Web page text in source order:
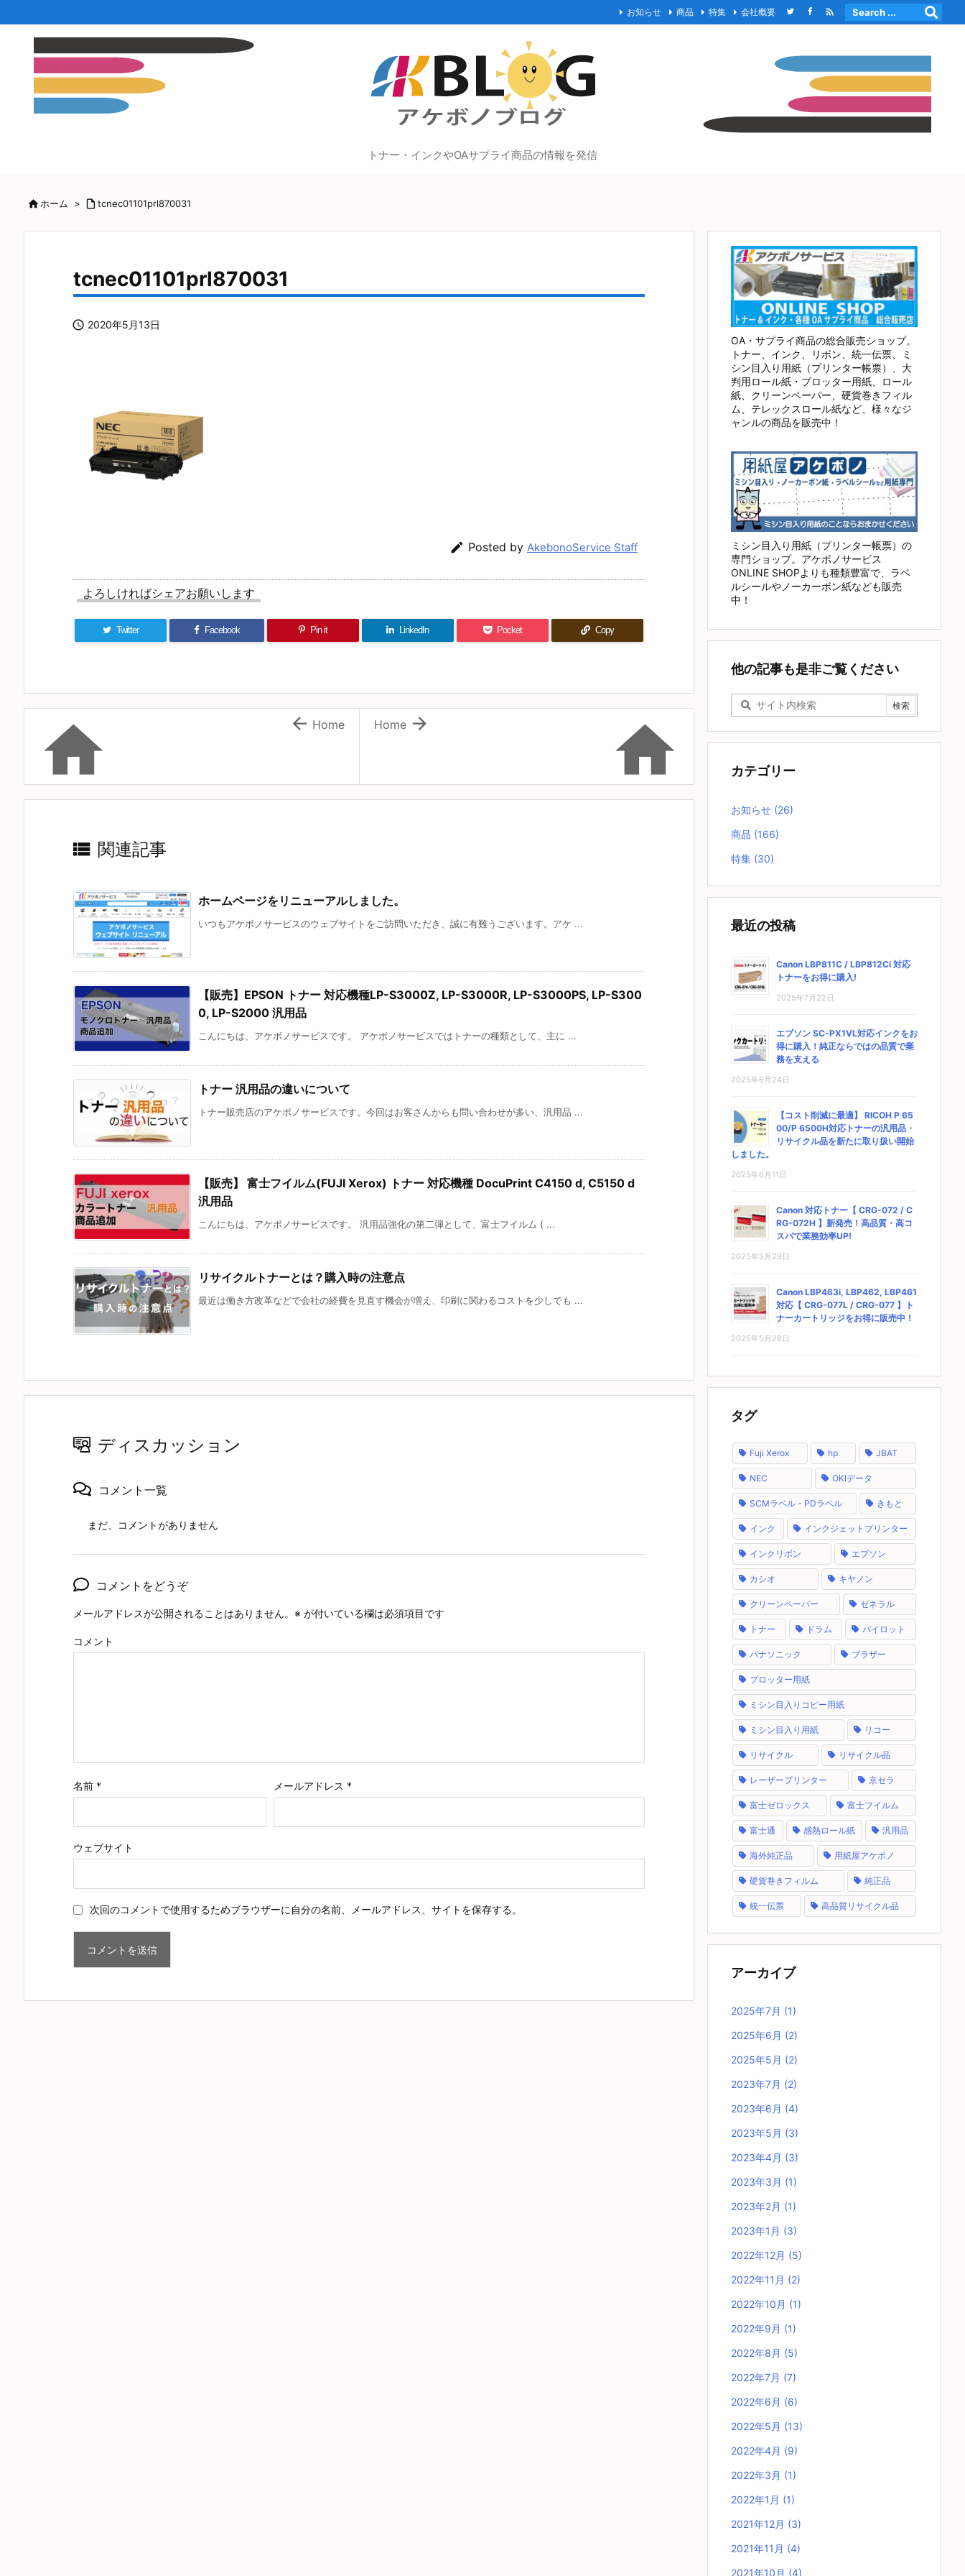
お知らせ 商品 特集 会社概要 
トナー・インクやOAサプライ商品の情報を発信
ホーム >  tcnec01101prl870031
tcnec01101prl870031
 2020年5月13日
 Posted by AkebonoService Staff
よろしければシェアお願いします
Twitter Facebook Pin it LinkedIn Pocket Copy


Home
  Home
 関連記事
ホームページをリニューアルしました。
いつもアケボノサービスのウェブサイトをご訪問いただき、誠に有難うございます。アケ ...
【販売】EPSON トナー 対応機種LP-S3000Z, LP-S3000R, LP-S3000PS, LP-S300
0, LP-S2000 汎用品
こんにちは、アケボノサービスです。 アケボノサービスではトナーの種類として、主に ...
トナー 汎用品の違いについて
トナー販売店のアケボノサービスです。今回はお客さんからも問い合わせが多い、汎用品 ...
【販売】 富士フイルム(FUJI Xerox) トナー 対応機種 DocuPrint C4150 d, C5150 d
汎用品
こんにちは、アケボノサービスです。 汎用品強化の第二弾として、富士フイルム ( ...
リサイクルトナーとは？購入時の注意点
最近は働き方改革などで会社の経費を見直す機会が増え、印刷に関わるコストを少しでも ...
ディスカッション
コメント一覧
まだ、コメントがありません
コメントをどうぞ
メールアドレスが公開されることはありません。 ※ が付いている欄は必須項目です
コメント
名前 * メールアドレス *
ウェブサイト
次回のコメントで使用するためブラウザーに自分の名前、メールアドレス、サイトを保存する。
OA・サプライ商品の総合販売ショップ。
トナー、インク、リボン、統一伝票、ミ
シン目入り用紙（プリンター帳票）、大
判用ロール紙・プロッター用紙、ロール
紙、クリーンペーパー、硬貨巻きフィル
ム、テレックスロール紙など、様々なジ
ャンルの商品を販売中！
ミシン目入り用紙（プリンター帳票）の
専門ショップ。アケボノサービス
ONLINE SHOPよりも種類豊富で、ラベ
ルシールやノーカーボン紙なども販売
中！
他の記事も是非ご覧ください
カテゴリー
お知らせ (26)
商品 (166)
特集 (30)
最近の投稿
Canon LBP811C / LBP812Ci 対応
トナーをお得に購入!
2025年7月22日
エプソン SC-PX1VL対応インクをお
得に購入！純正ならではの品質で業
務を支える
2025年6月24日
【コスト削減に最適】 RICOH P 65
00/P 6500H対応トナーの汎用品・
リサイクル品を新たに取り扱い開始
しました。
2025年6月11日
Canon 対応トナー【 CRG-072 / C
RG-072H 】新発売！高品質・高コ
スパで業務効率UP!
2025年5月29日
Canon LBP463i, LBP462, LBP461
対応【 CRG-077L / CRG-077 】ト
ナーカートリッジをお得に販売中！
2025年5月26日
タグ
Fuji Xerox hp JBAT
NEC OKIデータ
SCMラベル・PDラベル きもと
インク インクジェットプリンター
インクリボン エプソン
カシオ キヤノン
クリーンペーパー ゼネラル
トナー ドラム パイロット
パナソニック ブラザー
プロッター用紙
ミシン目入りコピー用紙
ミシン目入り用紙 リコー
リサイクル リサイクル品
レーザープリンター 京セラ
富士ゼロックス 富士フイルム
富士通 感熱ロール紙 汎用品
海外純正品 用紙屋アケボノ
硬貨巻きフィルム 純正品
統一伝票 高品質リサイクル品
アーカイブ
2025年7月 (1)
2025年6月 (2)
2025年5月 (2)
2023年7月 (2)
2023年6月 (4)
2023年5月 (3)
2023年4月 (3)
2023年3月 (1)
2023年2月 (1)
2023年1月 (3)
2022年12月 (5)
2022年11月 (2)
2022年10月 (1)
2022年9月 (1)
2022年8月 (5)
2022年7月 (7)
2022年6月 (6)
2022年5月 (13)
2022年4月 (9)
2022年3月 (1)
2022年1月 (1)
2021年12月 (3)
2021年11月 (4)
2021年10月 (4)